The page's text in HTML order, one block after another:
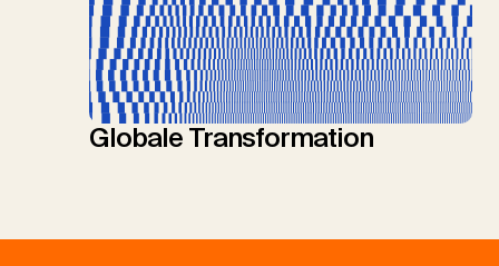
Globale Transformation